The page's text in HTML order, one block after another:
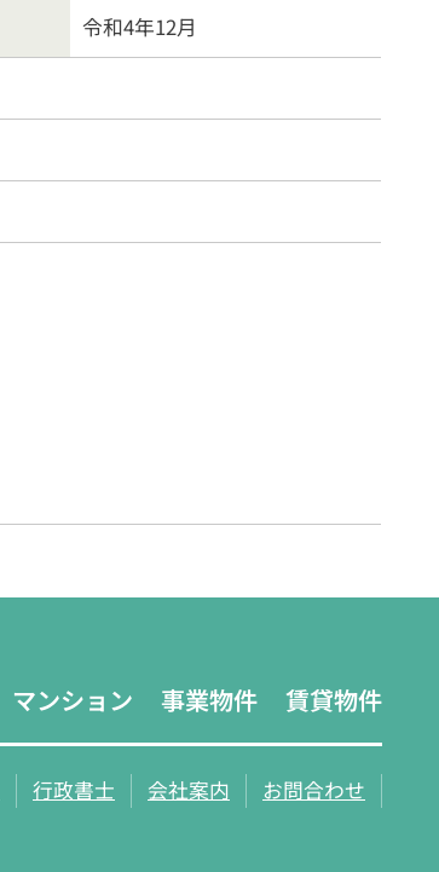
令和4年12月
マンション 事業物件 賃貸物件
行政書士 会社案内 お問合わせ